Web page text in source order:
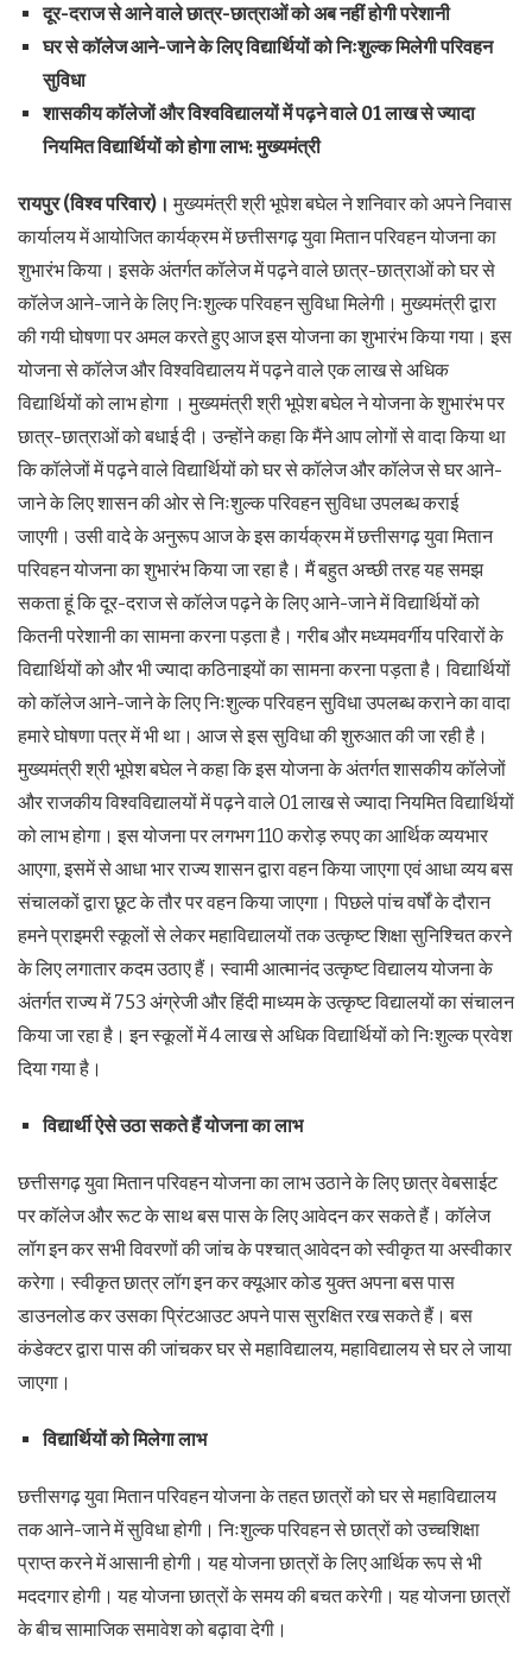
दूर-दराज से आने वाले छात्र-छात्राओं को अब नहीं होगी परेशानी
घर से कॉलेज आने-जाने के लिए विद्यार्थियों को निःशुल्क मिलेगी परिवहन
सुविधा
शासकीय कॉलेजों और विश्वविद्यालयों में पढ़ने वाले 01 लाख से ज्यादा
नियमित विद्यार्थियों को होगा लाभ: मुख्यमंत्री
रायपुर (विश्व परिवार)। मुख्यमंत्री श्री भूपेश बघेल ने शनिवार को अपने निवास
कार्यालय में आयोजित कार्यक्रम में छत्तीसगढ़ युवा मितान परिवहन योजना का
शुभारंभ किया। इसके अंतर्गत कॉलेज में पढ़ने वाले छात्र-छात्राओं को घर से
कॉलेज आने-जाने के लिए निःशुल्क परिवहन सुविधा मिलेगी। मुख्यमंत्री द्वारा
की गयी घोषणा पर अमल करते हुए आज इस योजना का शुभारंभ किया गया। इस
योजना से कॉलेज और विश्वविद्यालय में पढ़ने वाले एक लाख से अधिक
विद्यार्थियों को लाभ होगा । मुख्यमंत्री श्री भूपेश बघेल ने योजना के शुभारंभ पर
छात्र-छात्राओं को बधाई दी। उन्होंने कहा कि मैंने आप लोगों से वादा किया था
कि कॉलेजों में पढ़ने वाले विद्यार्थियों को घर से कॉलेज और कॉलेज से घर आने-
जाने के लिए शासन की ओर से निःशुल्क परिवहन सुविधा उपलब्ध कराई
जाएगी। उसी वादे के अनुरूप आज के इस कार्यक्रम में छत्तीसगढ़ युवा मितान
परिवहन योजना का शुभारंभ किया जा रहा है। मैं बहुत अच्छी तरह यह समझ
सकता हूं कि दूर-दराज से कॉलेज पढ़ने के लिए आने-जाने में विद्यार्थियों को
कितनी परेशानी का सामना करना पड़ता है। गरीब और मध्यमवर्गीय परिवारों के
विद्यार्थियों को और भी ज्यादा कठिनाइयों का सामना करना पड़ता है। विद्यार्थियों
को कॉलेज आने-जाने के लिए निःशुल्क परिवहन सुविधा उपलब्ध कराने का वादा
हमारे घोषणा पत्र में भी था। आज से इस सुविधा की शुरुआत की जा रही है।
मुख्यमंत्री श्री भूपेश बघेल ने कहा कि इस योजना के अंतर्गत शासकीय कॉलेजों
और राजकीय विश्वविद्यालयों में पढ़ने वाले 01 लाख से ज्यादा नियमित विद्यार्थियों
को लाभ होगा। इस योजना पर लगभग 110 करोड़ रुपए का आर्थिक व्ययभार
आएगा, इसमें से आधा भार राज्य शासन द्वारा वहन किया जाएगा एवं आधा व्यय बस
संचालकों द्वारा छूट के तौर पर वहन किया जाएगा। पिछले पांच वर्षों के दौरान
हमने प्राइमरी स्कूलों से लेकर महाविद्यालयों तक उत्कृष्ट शिक्षा सुनिश्चित करने
के लिए लगातार कदम उठाए हैं। स्वामी आत्मानंद उत्कृष्ट विद्यालय योजना के
अंतर्गत राज्य में 753 अंग्रेजी और हिंदी माध्यम के उत्कृष्ट विद्यालयों का संचालन
किया जा रहा है। इन स्कूलों में 4 लाख से अधिक विद्यार्थियों को निःशुल्क प्रवेश
दिया गया है।
विद्यार्थी ऐसे उठा सकते हैं योजना का लाभ
छत्तीसगढ़ युवा मितान परिवहन योजना का लाभ उठाने के लिए छात्र वेबसाईट
पर कॉलेज और रूट के साथ बस पास के लिए आवेदन कर सकते हैं। कॉलेज
लॉग इन कर सभी विवरणों की जांच के पश्चात् आवेदन को स्वीकृत या अस्वीकार
करेगा। स्वीकृत छात्र लॉग इन कर क्यूआर कोड युक्त अपना बस पास
डाउनलोड कर उसका प्रिंटआउट अपने पास सुरक्षित रख सकते हैं। बस
कंडेक्टर द्वारा पास की जांचकर घर से महाविद्यालय, महाविद्यालय से घर ले जाया
जाएगा।
विद्यार्थियों को मिलेगा लाभ
छत्तीसगढ़ युवा मितान परिवहन योजना के तहत छात्रों को घर से महाविद्यालय
तक आने-जाने में सुविधा होगी। निःशुल्क परिवहन से छात्रों को उच्चशिक्षा
प्राप्त करने में आसानी होगी। यह योजना छात्रों के लिए आर्थिक रूप से भी
मददगार होगी। यह योजना छात्रों के समय की बचत करेगी। यह योजना छात्रों
के बीच सामाजिक समावेश को बढ़ावा देगी।